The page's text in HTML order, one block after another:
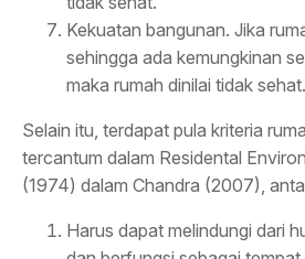
Kekuatan bangunan. Jika
sehingga ada kemungkinan
maka rumah dinilai tidak
Selain itu, terdapat pula kriteria
tercantum dalam Residental
(1974) dalam Chandra (2007),
Harus dapat melindungi dari